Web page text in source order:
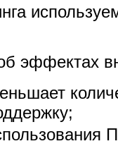
эффектах